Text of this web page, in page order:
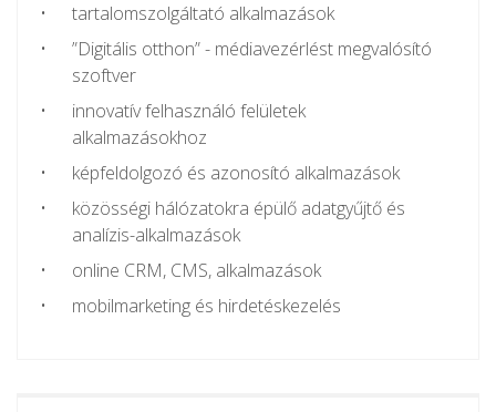
tartalomszolgáltató alkalmazások
”Digitális otthon” - médiavezérlést megvalósító
szoftver
innovatív felhasználó felületek
alkalmazásokhoz
képfeldolgozó és azonosító alkalmazások
közösségi hálózatokra épülő adatgyűjtő és
analízis-alkalmazások
online CRM, CMS, alkalmazások
mobilmarketing és hirdetéskezelés